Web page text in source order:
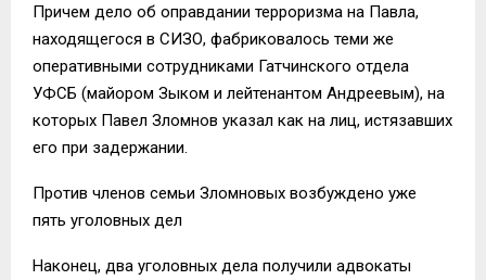
Причем дело об оправдании терроризма на Павла,
находящегося в СИЗО, фабриковалось теми же
оперативными сотрудниками Гатчинского отдела
УФСБ (майором Зыком и лейтенантом Андреевым), на
которых Павел Зломнов указал как на лиц, истязавших
его при задержании.
Против членов семьи Зломновых возбуждено уже
пять уголовных дел
Наконец, два уголовных дела получили адвокаты